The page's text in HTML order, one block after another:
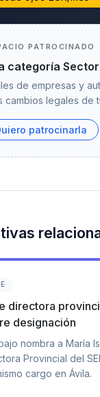
PATROCINADO
categoría
de empresas y
cambios legales de
patrocinarla
directora
designación
nombra a María
Provincial del
cargo en Ávila.